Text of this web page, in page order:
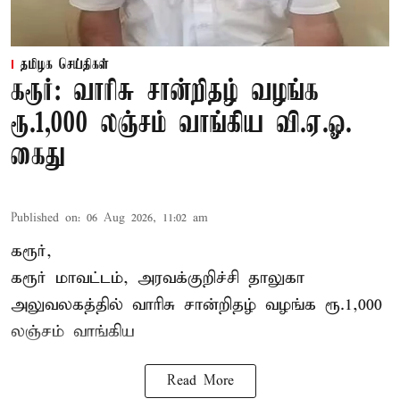
தமிழக செய்திகள்
கரூர்: வாரிசு சான்றிதழ் வழங்க
ரூ.1,000 லஞ்சம் வாங்கிய வி.ஏ.ஓ.
கைது
Published on: 06 Aug 2026, 11:02 am
கரூர்,
கரூர் மாவட்டம், அரவக்குறிச்சி தாலுகா
அலுவலகத்தில் வாரிசு சான்றிதழ் வழங்க ரூ.1,000
லஞ்சம் வாங்கிய
Read More